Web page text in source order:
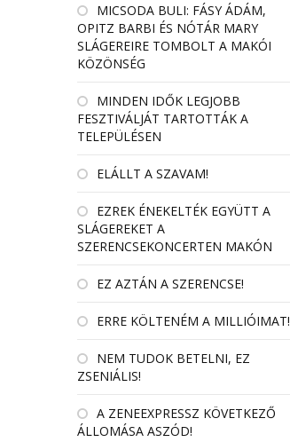
MICSODA BULI: FÁSY ÁDÁM,
OPITZ BARBI ÉS NÓTÁR MARY
SLÁGEREIRE TOMBOLT A MAKÓI
KÖZÖNSÉG
MINDEN IDŐK LEGJOBB
FESZTIVÁLJÁT TARTOTTÁK A
TELEPÜLÉSEN
ELÁLLT A SZAVAM!
EZREK ÉNEKELTÉK EGYÜTT A
SLÁGEREKET A
SZERENCSEKONCERTEN MAKÓN
EZ AZTÁN A SZERENCSE!
ERRE KÖLTENÉM A MILLIÓIMAT!
NEM TUDOK BETELNI, EZ
ZSENIÁLIS!
A ZENEEXPRESSZ KÖVETKEZŐ
ÁLLOMÁSA ASZÓD!